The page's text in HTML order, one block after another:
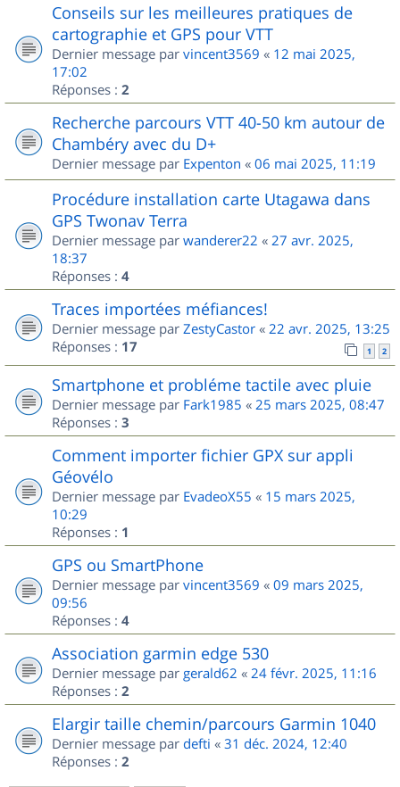
Conseils sur les meilleures pratiques de
cartographie et GPS pour VTT
Dernier message par vincent3569 « 12 mai 2025,
17:02
Réponses : 2
Recherche parcours VTT 40-50 km autour de
Chambéry avec du D+
Dernier message par Expenton « 06 mai 2025, 11:19
Procédure installation carte Utagawa dans
GPS Twonav Terra
Dernier message par wanderer22 « 27 avr. 2025,
18:37
Réponses : 4
Traces importées méfiances!
Dernier message par ZestyCastor « 22 avr. 2025, 13:25
Réponses : 17 1 2
Smartphone et probléme tactile avec pluie
Dernier message par Fark1985 « 25 mars 2025, 08:47
Réponses : 3
Comment importer fichier GPX sur appli
Géovélo
Dernier message par EvadeoX55 « 15 mars 2025,
10:29
Réponses : 1
GPS ou SmartPhone
Dernier message par vincent3569 « 09 mars 2025,
09:56
Réponses : 4
Association garmin edge 530
Dernier message par gerald62 « 24 févr. 2025, 11:16
Réponses : 2
Elargir taille chemin/parcours Garmin 1040
Dernier message par defti « 31 déc. 2024, 12:40
Réponses : 2